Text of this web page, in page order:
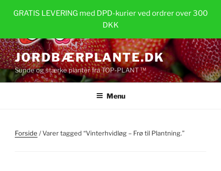
GRATIS LEVERING med DPD-kurier ved ordrer over 300
DKK
JORDBÆRPLANTE.DK
Sunde og stærke planter fra TOP-PLANT ™
Menu
Forside / Varer tagged “Vinterhvidløg – Frø til Plantning.”